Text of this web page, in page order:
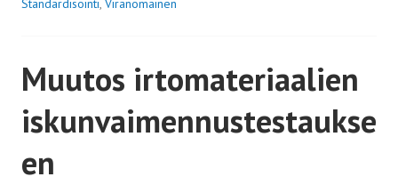
Standardisointi, Viranomainen
Muutos irtomateriaalien
iskunvaimennustestaukse
en